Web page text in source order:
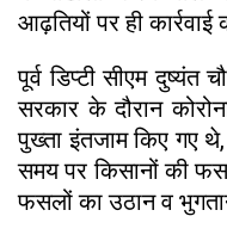
आढ़तियों पर ही
पूर्व डिप्टी सीएम दुष्यंत
सरकार के दौरान
पुख्ता इंतजाम किए गए
समय पर किसानों की
फसलों का उठान व